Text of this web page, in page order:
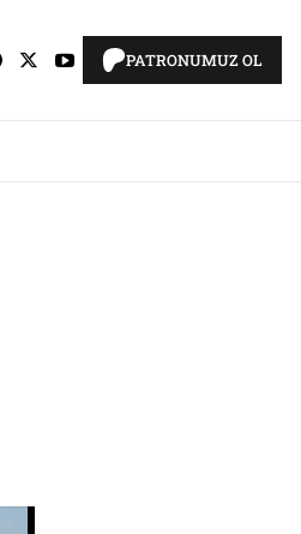
PATRONUMUZ OL